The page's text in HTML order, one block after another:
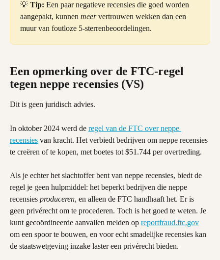
💡 Tip: Een paar negatieve recensies die goed worden
aangepakt, kunnen meer vertrouwen wekken dan een
muur van foutloze 5-sterrenbeoordelingen.
Een opmerking over de FTC-regel
tegen neppe recensies (VS)
Dit is geen juridisch advies.
In oktober 2024 werd de regel van de FTC over neppe
recensies van kracht. Het verbiedt bedrijven om neppe recensies
te creëren of te kopen, met boetes tot $51.744 per overtreding.
Als je echter het slachtoffer bent van neppe recensies, biedt de
regel je geen hulpmiddel: het beperkt bedrijven die neppe
recensies produceren, en alleen de FTC handhaaft het. Er is
geen privérecht om te procederen. Toch is het goed te weten. Je
kunt gecoördineerde aanvallen melden op reportfraud.ftc.gov
om een spoor te bouwen, en voor echt smadelijke recensies kan
de staatswetgeving inzake laster een privérecht bieden.